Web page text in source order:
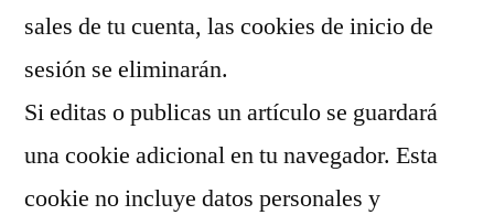
sales de tu cuenta, las cookies de inicio de
sesión se eliminarán.
Si editas o publicas un artículo se guardará
una cookie adicional en tu navegador. Esta
cookie no incluye datos personales y